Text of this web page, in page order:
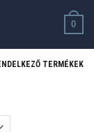
0
TERMÉKEK